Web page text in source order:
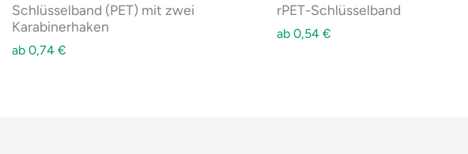
Schlüsselband (PET) mit zwei
Karabinerhaken
ab 0,74 €
rPET-Schlüsselband
ab 0,54 €